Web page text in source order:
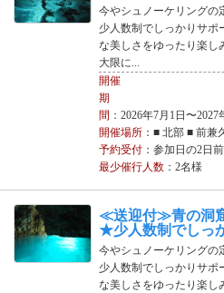
今やシュノーケリングの
少人数制でしっかりサポ
な美しさをゆったり楽し
大限に...
開催
期
間 ：2026年7月1日〜2027
開催場所：■ 北部 ■ 前兼
予約受付：参加日の2日
最少催行人数：2名様
≪送迎付≫青の洞
★少人数制でしっ
今やシュノーケリングの
少人数制でしっかりサポ
な美しさをゆったり楽し